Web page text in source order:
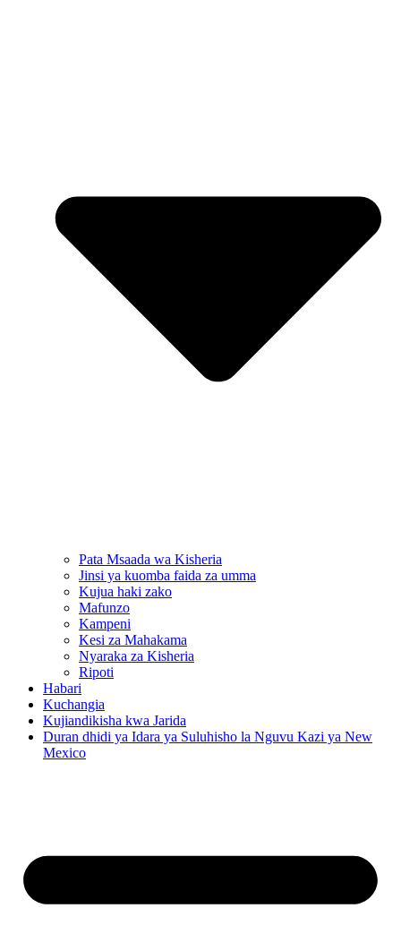
Pata Msaada wa Kisheria
Jinsi ya kuomba faida za umma
Kujua haki zako
Mafunzo
Kampeni
Kesi za Mahakama
Nyaraka za Kisheria
Ripoti
Habari
Kuchangia
Kujiandikisha kwa Jarida
Duran dhidi ya Idara ya Suluhisho la Nguvu Kazi ya New
Mexico